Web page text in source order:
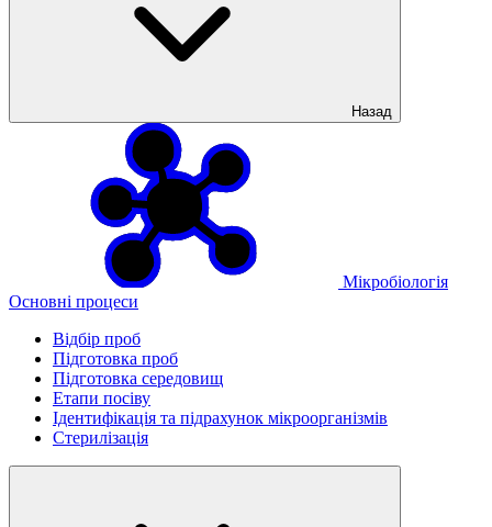
Назад
Мікробіологія
Основні процеси
Відбір проб
Підготовка проб
Підготовка середовищ
Етапи посіву
Ідентифікація та підрахунок мікроорганізмів
Стерилізація